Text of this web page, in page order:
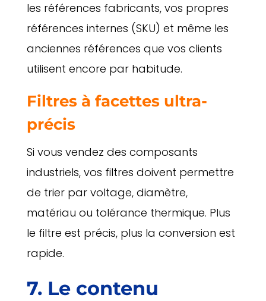
les références fabricants, vos propres
références internes (SKU) et même les
anciennes références que vos clients
utilisent encore par habitude.
Filtres à facettes ultra-
précis
Si vous vendez des composants
industriels, vos filtres doivent permettre
de trier par voltage, diamètre,
matériau ou tolérance thermique. Plus
le filtre est précis, plus la conversion est
rapide.
7. Le contenu